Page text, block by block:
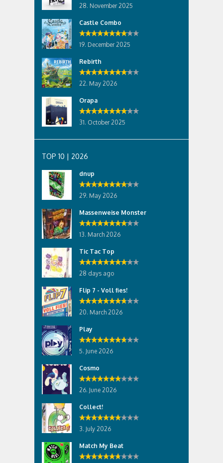
28. November 2025
Castle Combo
19. December 2025
Rebirth
22. May 2026
Orapa
31. October 2025
TOP 10 | 2026
dnup
29. May 2026
Massenweise Monster
13. March 2026
Tic Tac Top
28 days ago
Flip 7 - Voll fies!
20. March 2026
Play
5. June 2026
Cosmo
26. June 2026
Collect!
3. July 2026
Match My Beat